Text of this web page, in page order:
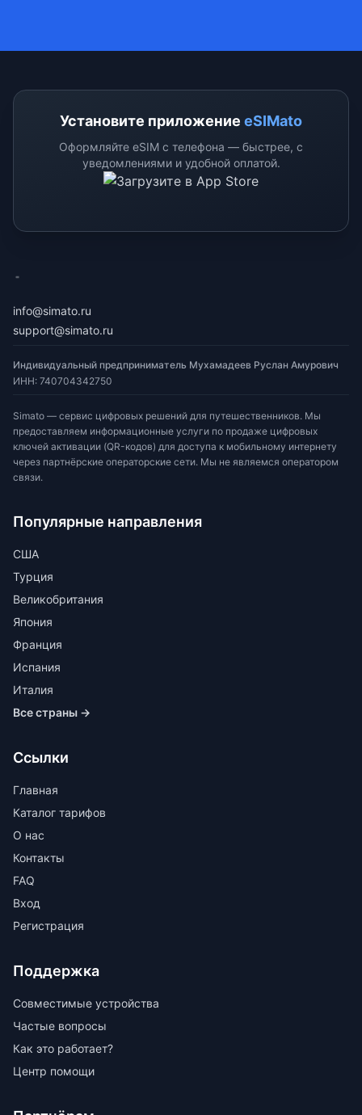
Установите приложение eSIMato
Оформляйте eSIM с телефона — быстрее, с
уведомлениями и удобной оплатой.
info@simato.ru
support@simato.ru
Индивидуальный предприниматель Мухамадеев Руслан Амурович
ИНН: 740704342750
Simato — сервис цифровых решений для путешественников. Мы
предоставляем информационные услуги по продаже цифровых
ключей активации (QR-кодов) для доступа к мобильному интернету
через партнёрские операторские сети. Мы не являемся оператором
связи.
Популярные направления
США
Турция
Великобритания
Япония
Франция
Испания
Италия
Все страны →
Ссылки
Главная
Каталог тарифов
О нас
Контакты
FAQ
Вход
Регистрация
Поддержка
Совместимые устройства
Частые вопросы
Как это работает?
Центр помощи